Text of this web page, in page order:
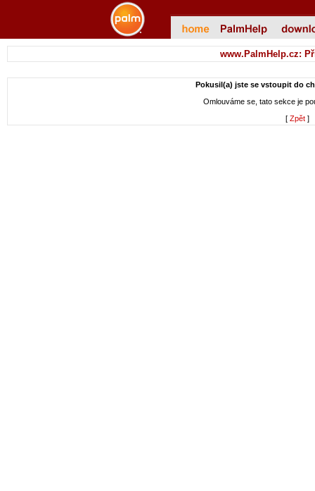
www.PalmHelp.cz:
Pokusil(a) jste se vstoupit do
Omlouváme se, tato sekce je
[ Zpět]